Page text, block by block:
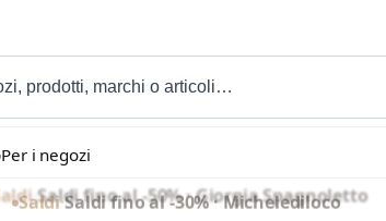
Per i negozi
Saldi·Saldi fino al -30% · Michelediloco